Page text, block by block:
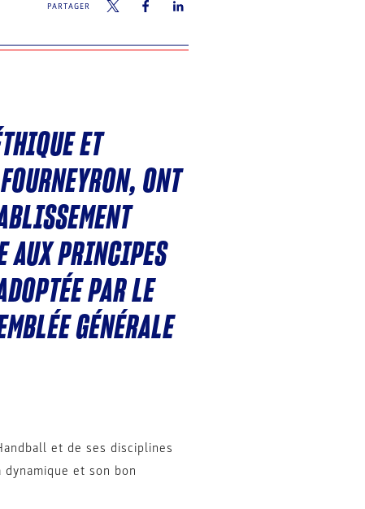
PARTAGER
ET
ONT
AUX PRINCIPES
PAR LE
GÉNÉRALE
et de ses disciplines
et son bon